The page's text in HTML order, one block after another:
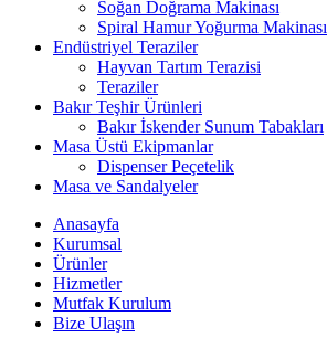
Soğan Doğrama Makinası
Spiral Hamur Yoğurma Makinası
Endüstriyel Teraziler
Hayvan Tartım Terazisi
Teraziler
Bakır Teşhir Ürünleri
Bakır İskender Sunum Tabakları
Masa Üstü Ekipmanlar
Dispenser Peçetelik
Masa ve Sandalyeler
Anasayfa
Kurumsal
Ürünler
Hizmetler
Mutfak Kurulum
Bize Ulaşın